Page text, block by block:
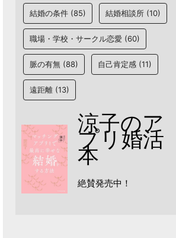
結婚の条件 (85) 結婚相談所 (10)
職場・学校・サークル恋愛 (60)
脈の有無 (88) 自己肯定感 (11)
遠距離 (13)
涼子のア
プリ婚活
本
絶賛発売中！